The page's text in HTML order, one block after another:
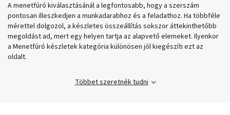
A menetfúró kiválasztásánál a legfontosabb, hogy a szerszám
pontosan illeszkedjen a munkadarabhoz és a feladathoz. Ha többféle
mérettel dolgozol, a készletes összeállítás sokszor áttekinthetőbb
megoldást ad, mert egy helyen tartja az alapvető elemeket. Ilyenkor
a Menetfúró készletek kategória különösen jól kiegészíti ezt az
oldalt.
Többet szeretnék tudni